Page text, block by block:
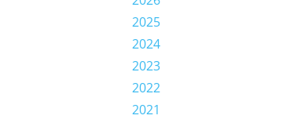
2025
2024
2023
2022
2021